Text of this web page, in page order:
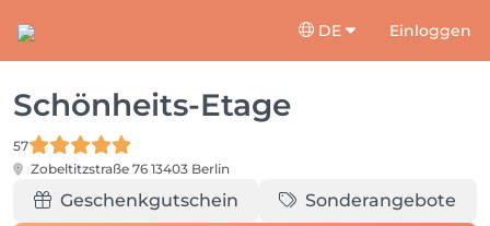
DE Einloggen
Schönheits-Etage
57
Zobeltitzstraße 76 13403 Berlin
Geschenkgutschein Sonderangebote